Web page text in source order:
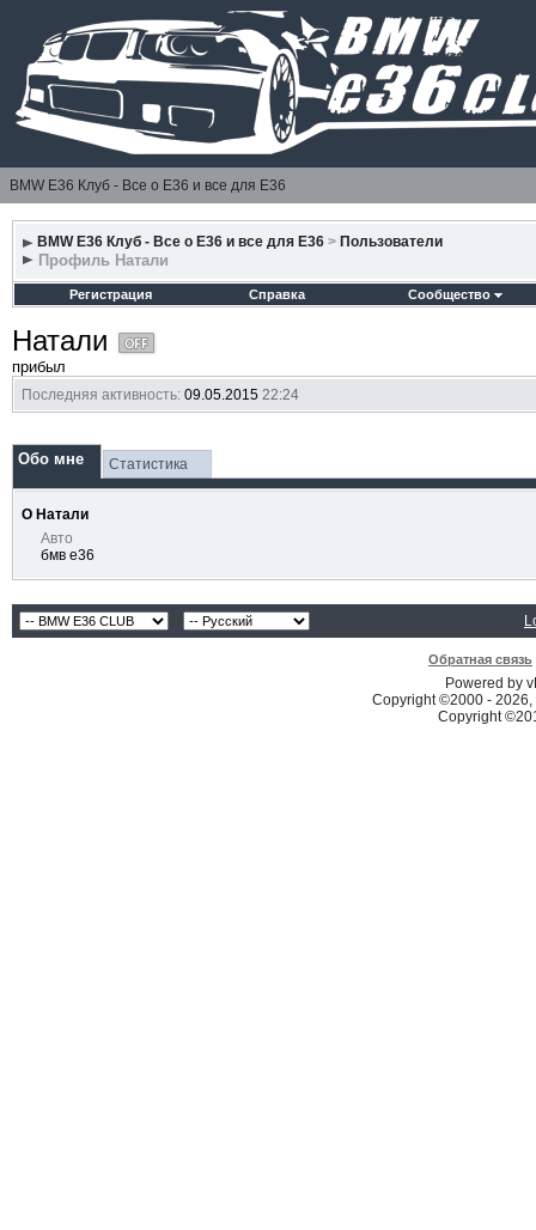
BMW E36 Клуб - Все о Е36 и все для Е36
BMW E36 Клуб - Все о Е36 и все для Е36 > Пользователи
Профиль Натали
Регистрация Справка Сообщество
Натали
прибыл
Последняя активность:09.05.2015 22:24
Обо мне Статистика
О Натали
Авто
бмв е36
Обратная связь
Powered by
Copyright ©2000 -
Copyright